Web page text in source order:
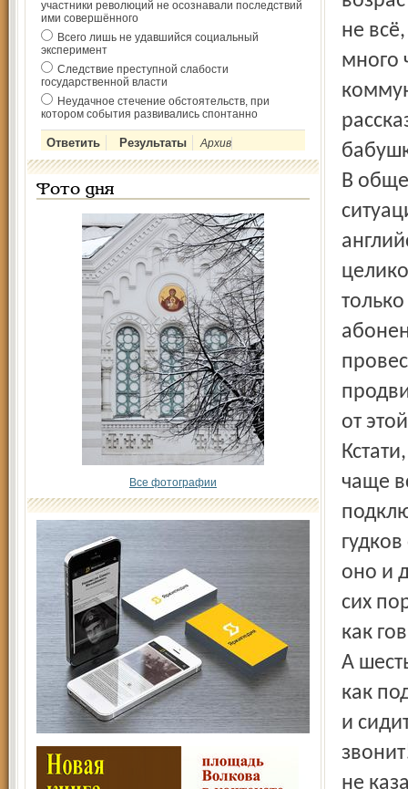
участники революций не осознавали последствий
ими совершённого
Всего лишь не удавшийся социальный
эксперимент
Следствие преступной слабости
государственной власти
Неудачное стечение обстоятельств, при
котором события развивались спонтанно
Архив
Фото дня
Все фотографии
не
много
В
от
чаще
оно и
сих
как
А
как
и
не